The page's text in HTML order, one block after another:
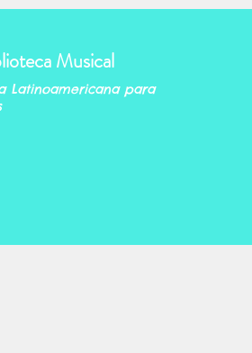
Musical
Latinoamericana para